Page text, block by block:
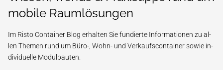
mobile Raumlösungen
Im Risto Con­tai­ner Blog er­hal­ten Sie fun­dier­te In­for­ma­ti­o­nen zu al­
len The­men rund um Bü­ro-, Wohn- und Ver­kaufs­con­tai­ner so­wie in­
di­vi­du­el­le Modulbauten.